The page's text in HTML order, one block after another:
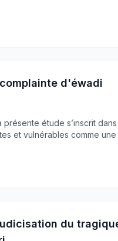
d'éwadi
étude s’inscrit
et vulnérables comme une
du